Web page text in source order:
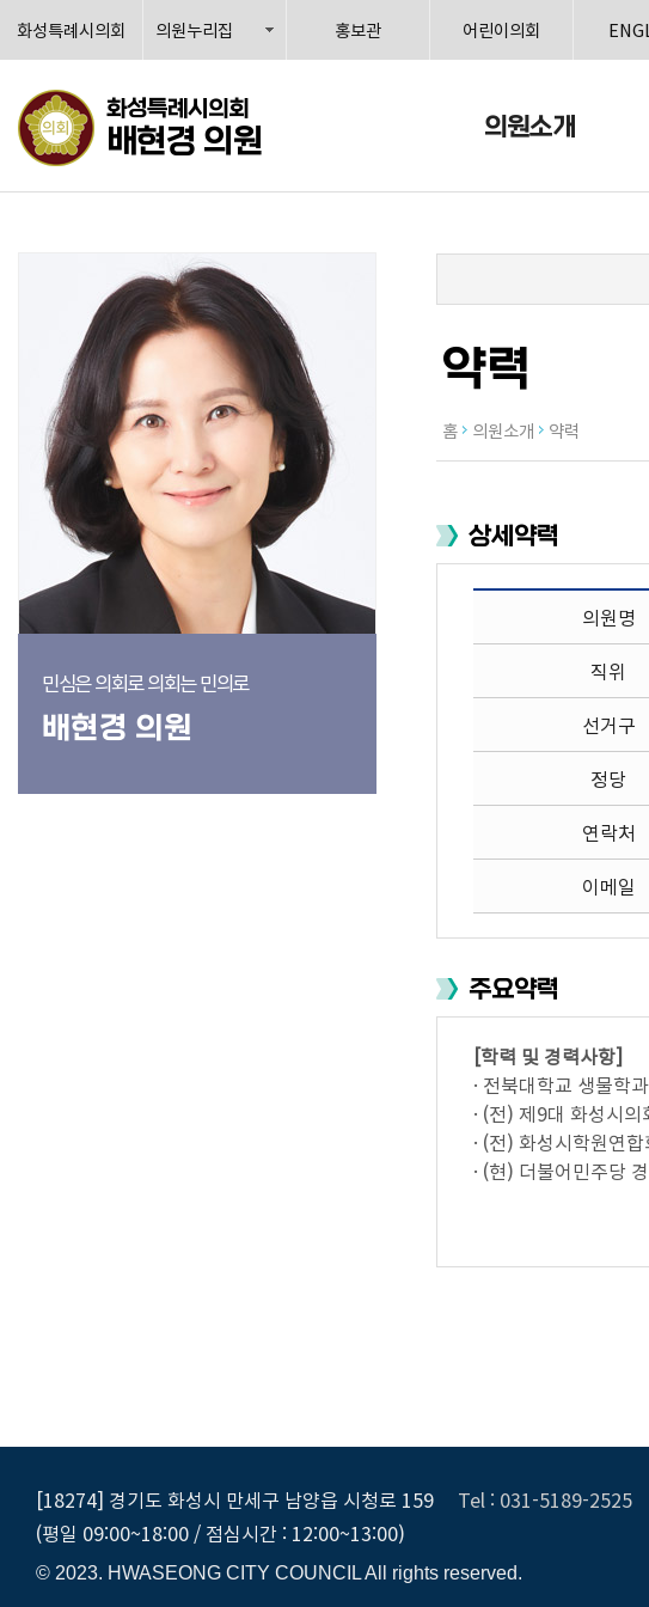
화성특례시의회
배현경 의원
화성특례시의회 의원누리집 홍보관 어린이의회
의원소개
민심은 의회로 의회는 민의로
배현경 의원
홈 의원소개 약력
약력
상세약력
의원명
직위
선거구
정당
연락처
이메일
주요약력
[학력 및 경력사항]
· 전북대학교 생물학
· (전) 제9대 화성시
· (전) 화성시학원연
· (현) 더불어민주당
[18274] 경기도 화성시 만세구 남양읍 시청로 159 Tel : 031-5189-2525
(평일 09:00~18:00 / 점심시간 : 12:00~13:00)
© 2023. HWASEONG CITY COUNCIL All rights reserved.